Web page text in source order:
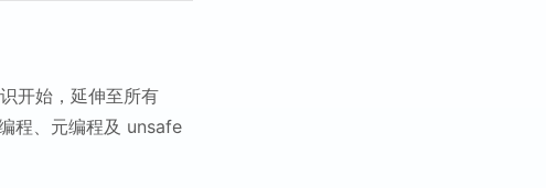
开始，延伸至所有
程、元编程及 unsafe